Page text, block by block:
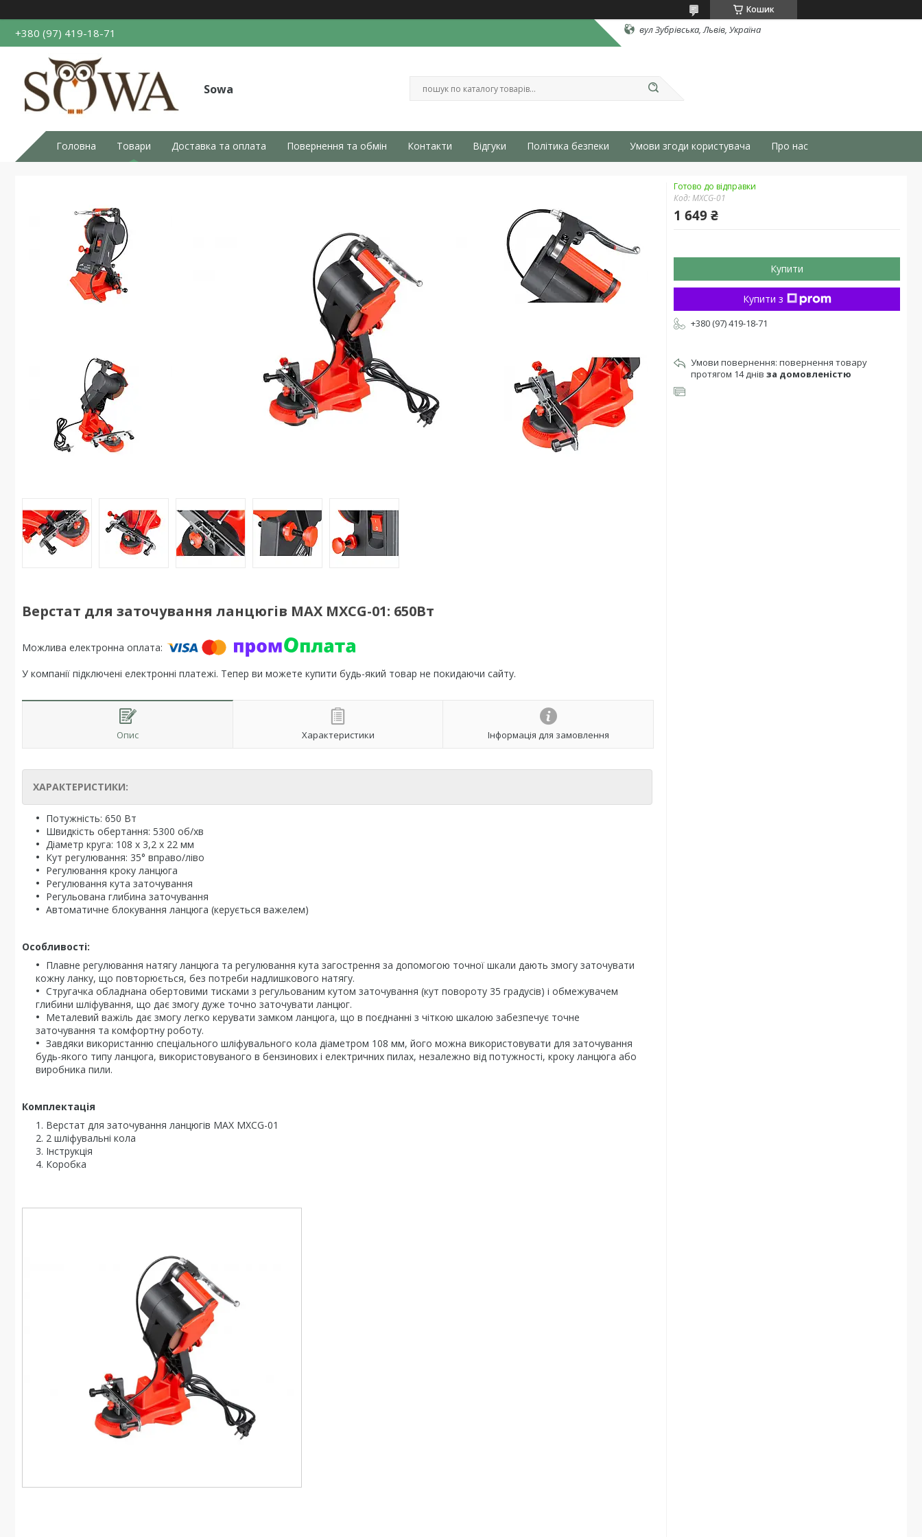
Кошик
+380 (97) 419-18-71 вул Зубрівська, Львів, Україна
Sowa
Головна Товари Доставка та оплата Повернення та обмін Контакти Відгуки Політика безпеки Умови згоди користувача Про нас
Верстат для заточування ланцюгів MAX MXCG-01: 650Вт
У компанії підключені електронні платежі. Тепер ви можете купити будь-який товар не покидаючи сайту.
Опис Характеристики Інформація для замовлення
ХАРАКТЕРИСТИКИ:
Потужність: 650 Вт
Швидкість обертання: 5300 об/хв
Діаметр круга: 108 х 3,2 х 22 мм
Кут регулювання: 35° вправо/ліво
Регулювання кроку ланцюга
Регулювання кута заточування
Регульована глибина заточування
Автоматичне блокування ланцюга (керується важелем)
Особливості:
Плавне регулювання натягу ланцюга та регулювання кута загострення за допомогою точної шкали дають змогу заточувати
кожну ланку, що повторюється, без потреби надлишкового натягу.
Стругачка обладнана обертовими тисками з регульованим кутом заточування (кут повороту 35 градусів) і обмежувачем
глибини шліфування, що дає змогу дуже точно заточувати ланцюг.
Металевий важіль дає змогу легко керувати замком ланцюга, що в поєднанні з чіткою шкалою забезпечує точне
заточування та комфортну роботу.
Завдяки використанню спеціального шліфувального кола діаметром 108 мм, його можна використовувати для заточування
будь-якого типу ланцюга, використовуваного в бензинових і електричних пилах, незалежно від потужності, кроку ланцюга або
виробника пили.
Комплектація
Верстат для заточування ланцюгів MAX MXCG-01
2 шліфувальні кола
Інструкція
Коробка
Готово до відправки
Код:MXCG-01
1 649 ₴
Купити
Купити з
+380 (97) 419-18-71
повернення товару
протягом 14 днів за домовленістю